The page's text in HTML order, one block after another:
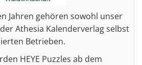
Jahren gehören sowohl unser
Athesia Kalenderverlag selbst
Betrieben.
HEYE Puzzles ab dem